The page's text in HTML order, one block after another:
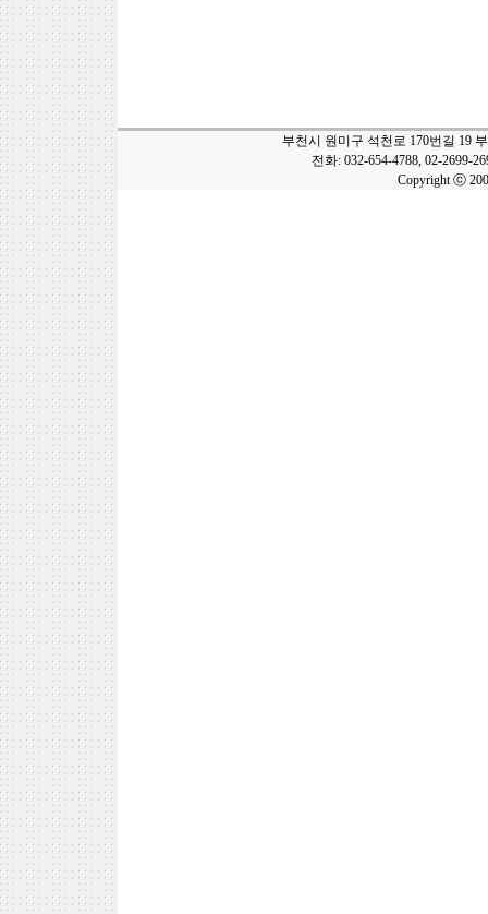
부천시 원미구 석천로 170번길 19
전화: 032-654-4788, 02-2699-
Copyright ⓒ